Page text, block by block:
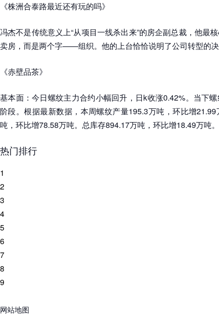
《株洲合泰路最近还有玩的吗》
冯杰不是传统意义上“从项目一线杀出来”的房企副总裁，他最
卖房，而是两个字——组织。他的上台恰恰说明了公司转型的
《赤壁品茶》
基本面：今日螺纹主力合约小幅回升，日k收涨0.42%。当下
阶段。根据最新数据，本周螺纹产量195.3万吨，环比增
吨，环比增78.58万吨。总库存894.17万吨，环比增18.49万吨。
热门排行
1
2
3
4
5
6
7
8
9
网站地图